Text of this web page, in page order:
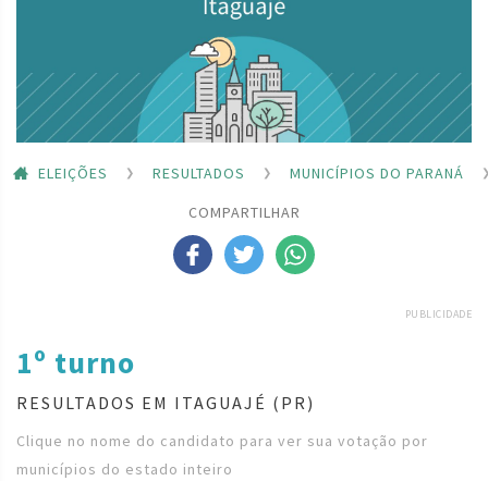
ELEIÇÕES RESULTADOS
MUNICÍPIOS DO PARANÁ
COMPARTILHAR
PUBLICIDADE
1º turno
RESULTADOS EM ITAGUAJÉ (PR)
Clique no nome do candidato para ver sua votação por
municípios do estado inteiro